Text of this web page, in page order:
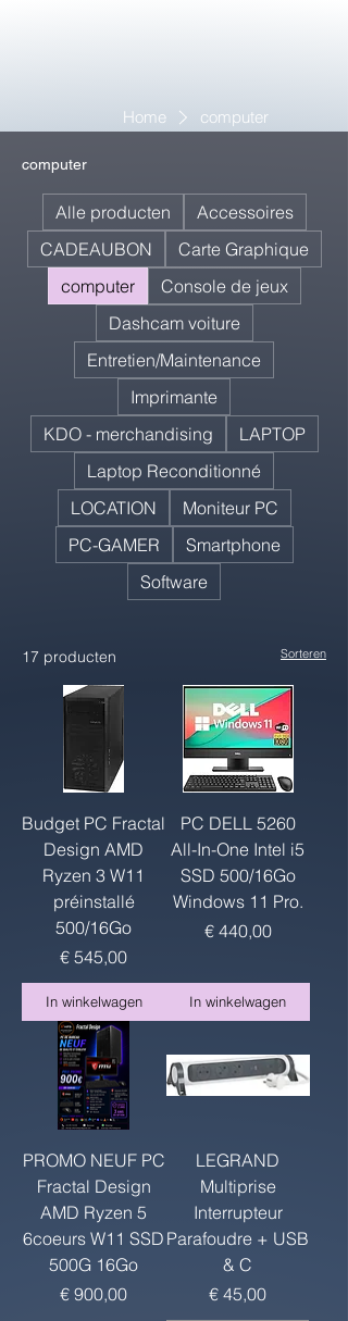
Home computer
computer
Alle producten
Accessoires
CADEAUBON
Carte Graphique
computer
Console de jeux
Dashcam voiture
Entretien/Maintenance
Imprimante
KDO - merchandising
LAPTOP
Laptop Reconditionné
LOCATION
Moniteur PC
PC-GAMER
Smartphone
Software
17 producten Sorteren
Budget PC Fractal
Design AMD
Ryzen 3 W11
préinstallé
500/16Go
Prijs
€ 545,00
In winkelwagen
PC DELL 5260
All-In-One Intel i5
SSD 500/16Go
Windows 11 Pro.
Prijs
€ 440,00
In winkelwagen
PROMO NEUF PC
Fractal Design
AMD Ryzen 5
6coeurs W11 SSD
500G 16Go
Prijs
€ 900,00
LEGRAND
Multiprise
Interrupteur
Parafoudre + USB
& C
Prijs
€ 45,00